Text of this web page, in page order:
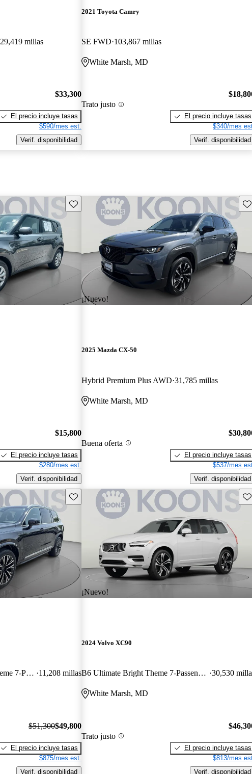
29,419 millas
$33,300
El precio incluye tasas
$590/mes est.
Verif. disponibilidad
2021 Toyota Camry
SE FWD 103,867 millas
White Marsh, MD
Trato justo
El precio incluye tasas
$340/mes
Verif. disponibilidad
Guarda este Aviso
$15,800
El precio incluye tasas
$280/mes est.
Verif. disponibilidad
¡Nuevo!
2025 Mazda CX-50
Hybrid Premium Plus AWD 31,785 millas
White Marsh, MD
Buena oferta
El precio incluye tasas
$537/mes
Verif. disponibilidad
Guarda este Aviso
Recharge T8 Plus Bright Theme 7-Passenger eAWD 11,208 millas
$51,300$49,800
El precio incluye tasas
$875/mes est.
Verif. disponibilidad
¡Nuevo!
2024 Volvo XC90
B6 Ultimate Bright Theme 7-Passenger AWD 30,530
White Marsh, MD
Trato justo
El precio incluye tasas
$813/mes
Verif. disponibilidad